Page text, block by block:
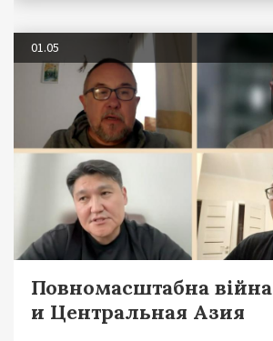
01.05
Повномасштабна війна
и Центральная Азия